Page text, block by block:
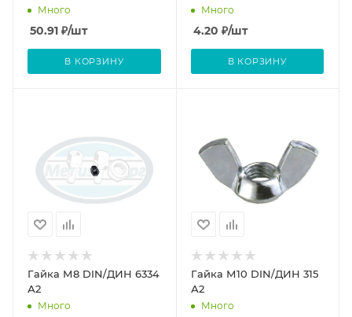
Много
50.91 ₽/шт
В КОРЗИНУ
Много
4.20 ₽/шт
В КОРЗИНУ
Гайка М8 DIN/ДИН 6334
А2
Много
Гайка М10 DIN/ДИН 315
А2
Много